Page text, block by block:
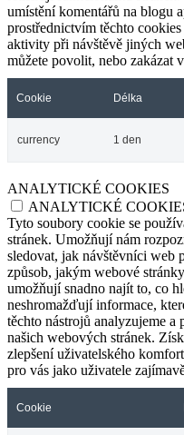
umístění komentářů na blogu
prostřednictvím těchto
aktivity při návštěvě jiných
můžete povolit, nebo zakázat
Cookie Délka
currency 1 den
ANALYTICKÉ COOKIES
ANALYTICKÉ
Tyto soubory cookie se
stránek. Umožňují nám
sledovat, jak návštěvníci web
způsob, jakým webové
umožňují snadno najít to, co
neshromažďují informace,
těchto nástrojů analyzujeme a
našich webových stránek.
zlepšení uživatelského
pro vás jako uživatele
Cookie